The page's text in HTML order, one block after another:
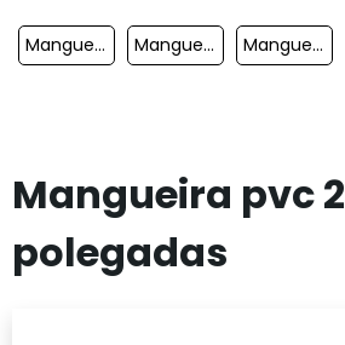
Mangueiras De Plástico Mangueiras De Pvc Mangueira 30 Metros
Mangueira pvc 2
polegadas